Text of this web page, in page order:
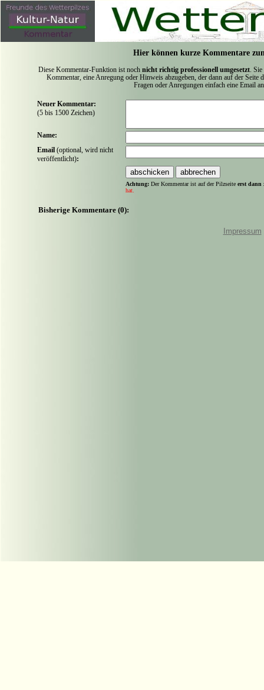
Hier können kurze Kommentare
Diese Kommentar-Funktion ist noch nicht richtig professionell umgesetzt .
Kommentar, eine Anregung oder Hinweis abzugeben, der dann auf der
Fragen oder Anregungen einfach eine Email
Neuer Kommentar:
(5 bis 1500 Zeichen)
Name:
Email (optional, wird nicht
veröffentlicht):
Achtung: Der Kommentar ist auf der Pilzseite erst dann
hat.
Bisherige Kommentare (0):
Impressum